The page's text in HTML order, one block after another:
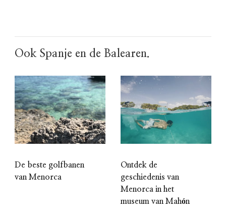
Ook Spanje en de Balearen.
De beste golfbanen
van Menorca
Ontdek de
geschiedenis van
Menorca in het
museum van Mahón